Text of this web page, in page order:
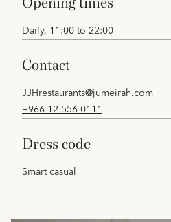
Daily, 11:00 to 22:00
contact
JJHrestaurants@jumeirah.com
+966 12 556 0111
dress code
Smart casual